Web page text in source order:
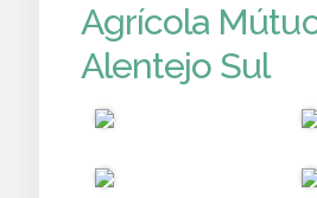
Agrícola
Alentejo Sul